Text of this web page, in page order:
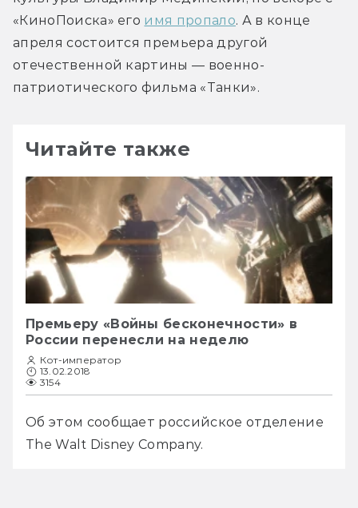
«КиноПоиска» его имя пропало. А в конце
апреля состоится премьера другой
отечественной картины — военно-
патриотического фильма «Танки».
Читайте также
Премьеру «Войны бесконечности» в
России перенесли на неделю
Кот-император
13.02.2018
3154
Об этом сообщает российское отделение
The Walt Disney Company.